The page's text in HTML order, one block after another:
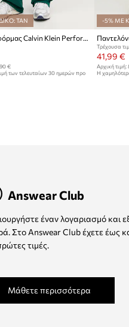
TAN
Παντελόνι φόρμας Calvin Klein Performance
€
των τελευταίων 30 ημερών προ
-5% ΜΕ
Τρέχουσα
41,99 €
Αρχική τιμή:
Η
Answear Club
έναν λογαριασμό και
Στο Answear Club έχετε έως
τιμές.
Μάθετε περισσότερα